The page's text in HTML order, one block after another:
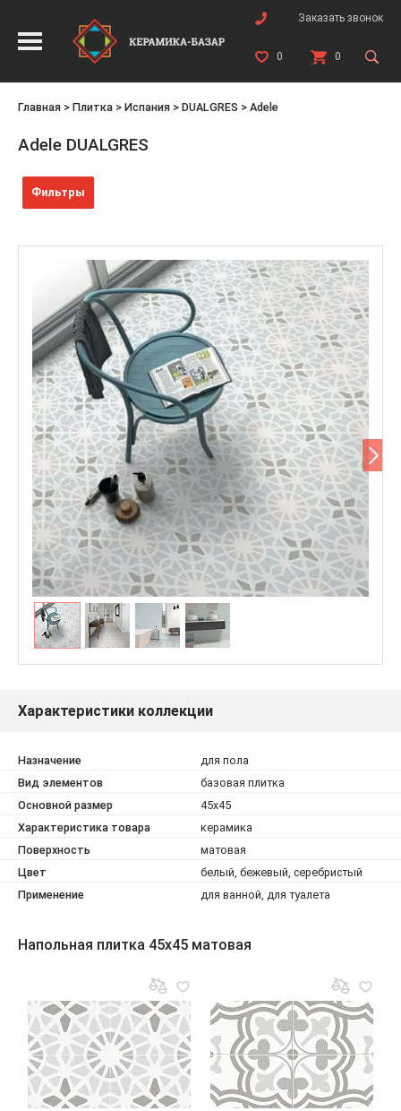
Заказать звонок
0 0
Главная > Плитка > Испания > DUALGRES > Adele
Adele DUALGRES
Фильтры
Характеристики коллекции
Назначение
для пола
Вид элементов
базовая плитка
Основной размер
45x45
Характеристика товара
керамика
Поверхность
матовая
Цвет
белый, бежевый, серебристый
Применение
для ванной, для туалета
Напольная плитка 45x45 матовая